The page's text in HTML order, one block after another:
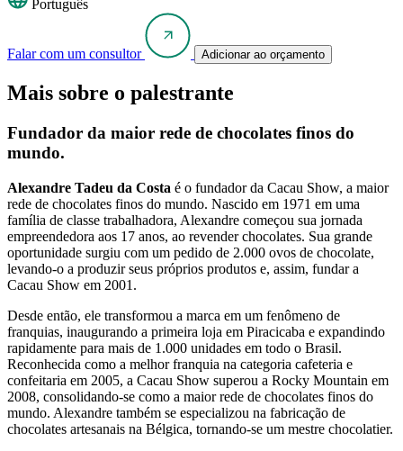
Português
Falar com um consultor Adicionar ao orçamento
Mais sobre o palestrante
Fundador da maior rede de chocolates finos do
mundo.
Alexandre Tadeu da Costa é o fundador da Cacau Show, a maior
rede de chocolates finos do mundo. Nascido em 1971 em uma
família de classe trabalhadora, Alexandre começou sua jornada
empreendedora aos 17 anos, ao revender chocolates. Sua grande
oportunidade surgiu com um pedido de 2.000 ovos de chocolate,
levando-o a produzir seus próprios produtos e, assim, fundar a
Cacau Show em 2001.
Desde então, ele transformou a marca em um fenômeno de
franquias, inaugurando a primeira loja em Piracicaba e expandindo
rapidamente para mais de 1.000 unidades em todo o Brasil.
Reconhecida como a melhor franquia na categoria cafeteria e
confeitaria em 2005, a Cacau Show superou a Rocky Mountain em
2008, consolidando-se como a maior rede de chocolates finos do
mundo. Alexandre também se especializou na fabricação de
chocolates artesanais na Bélgica, tornando-se um mestre chocolatier.